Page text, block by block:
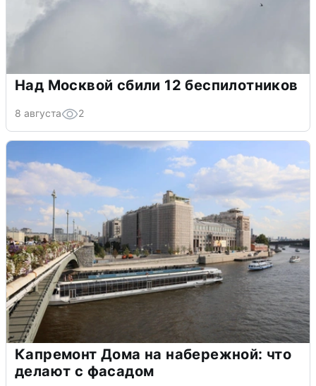
Над Москвой сбили 12 беспилотников
8 августа 2
Капремонт Дома на набережной: что
делают с фасадом